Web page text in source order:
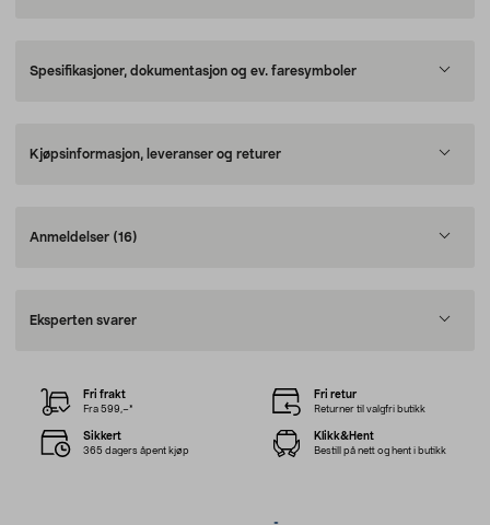
Spesifikasjoner, dokumentasjon og ev. faresymboler
Kjøpsinformasjon, leveranser og returer
Anmeldelser (16)
Eksperten svarer
Fri frakt
Fra 599,–*
Fri retur
Returner til valgfri butikk
Sikkert
365 dagers åpent kjøp
Klikk&Hent
Bestill på nett og hent i butikk